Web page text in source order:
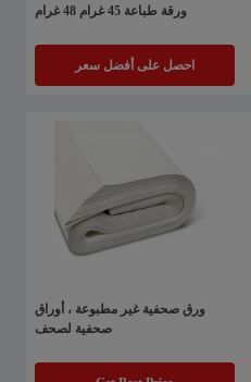
ورقة طباعة 45 غرام 48 غرام
احصل على أفضل سعر
ورق صحفية غير مطبوعة ، أوراق
صحفية لصحف